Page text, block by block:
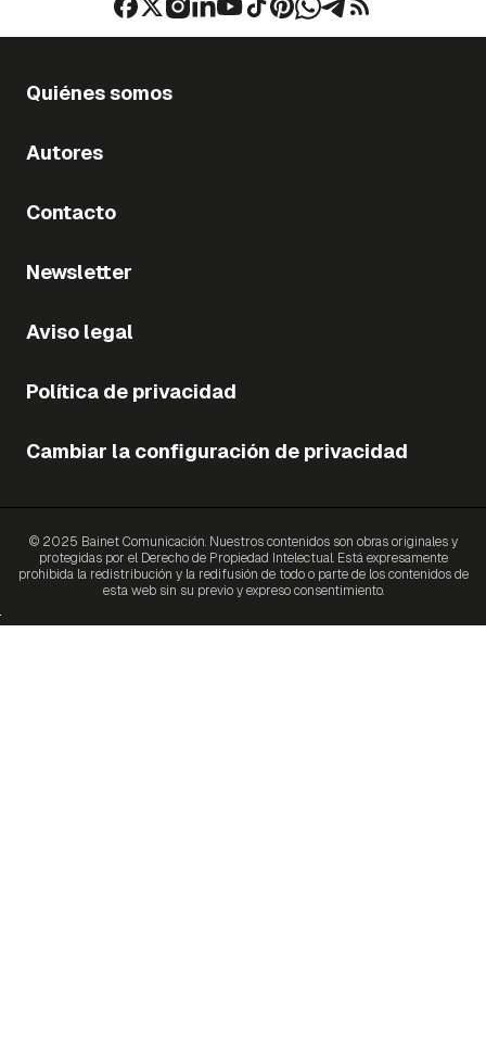
Quiénes somos
Autores
Contacto
Newsletter
Aviso legal
Política de privacidad
Cambiar la configuración de privacidad
© 2025 Bainet Comunicación. Nuestros contenidos son obras originales y
protegidas por el Derecho de Propiedad Intelectual. Está expresamente
prohibida la redistribución y la redifusión de todo o parte de los contenidos de
esta web sin su previo y expreso consentimiento.